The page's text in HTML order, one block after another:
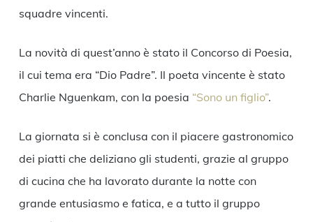
squadre vincenti.
La novità di quest’anno è stato il Concorso di Poesia,
il cui tema era “Dio Padre”. Il poeta vincente è stato
Charlie Nguenkam, con la poesia “Sono un figlio”.
La giornata si è conclusa con il piacere gastronomico
dei piatti che deliziano gli studenti, grazie al gruppo
di cucina che ha lavorato durante la notte con
grande entusiasmo e fatica, e a tutto il gruppo